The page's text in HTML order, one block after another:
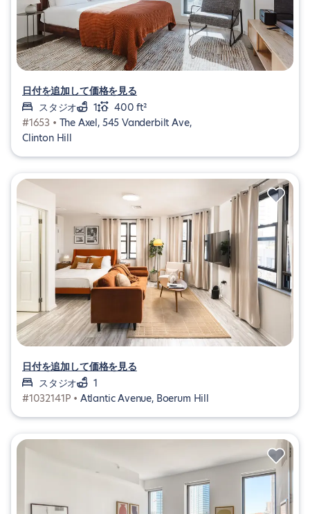
日付を追加して価格を見る
スタジオ
1
400 ft²
#1653 • The Axel, 545 Vanderbilt Ave,
Clinton Hill
日付を追加して価格を見る
スタジオ
1
#1032141P • Atlantic Avenue, Boerum Hill